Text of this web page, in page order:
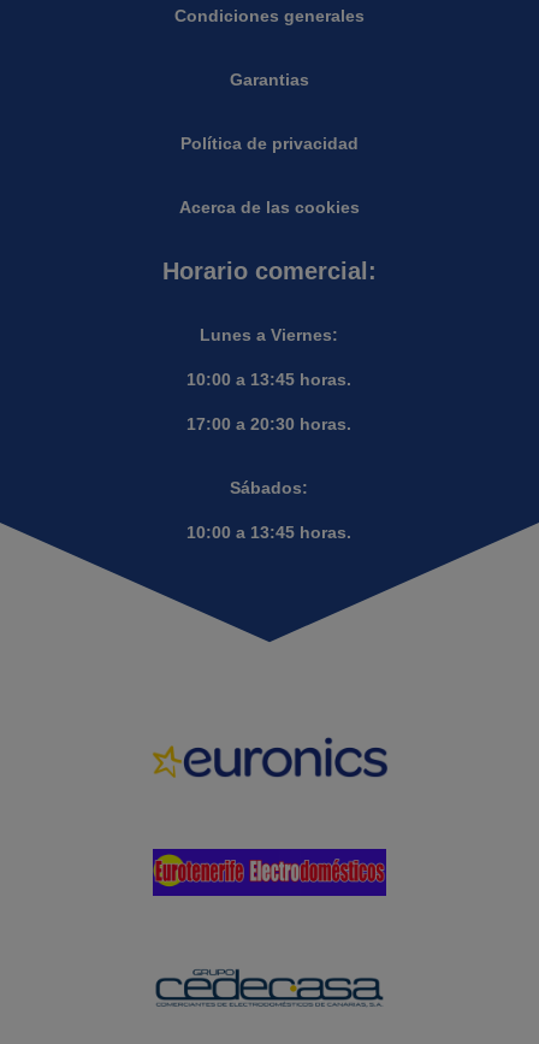
Condiciones generales
Garantias
Política de privacidad
Acerca de las cookies
Horario comercial:
Lunes a Viernes:
10:00 a 13:45 horas.
17:00 a 20:30 horas.
Sábados:
10:00 a 13:45 horas.